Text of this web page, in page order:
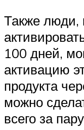
Также люди,
100 дней,
активацию
продукта
можно
всего за